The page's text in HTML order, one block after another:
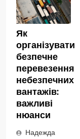
Як
організувати
безпечне
перевезення
небезпечних
вантажів:
важливі
нюанси
Надежда